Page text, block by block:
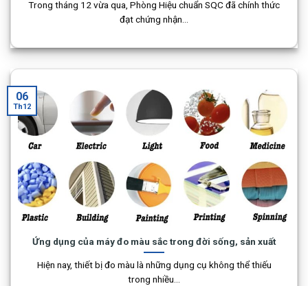
Trong tháng 12 vừa qua, Phòng Hiệu chuẩn SQC đã chính thức
đạt chứng nhận...
Ứng dụng của máy đo màu sắc trong đời sống, sản xuất
Hiện nay, thiết bị đo màu là những dụng cụ không thể thiếu
trong nhiều...
06
Th12